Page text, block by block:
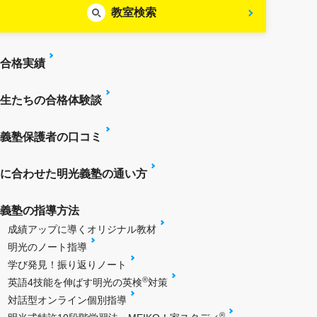
教室検索
格実績
たちの合格体験談
塾保護者の口コミ
合わせた明光義塾の通い方
塾の指導方法
成績アップに導くオリジナル教材
明光のノート指導
学び発見！振り返りノート
英語4技能を伸ばす明光の英検®対策
対話型オンライン個別指導
®